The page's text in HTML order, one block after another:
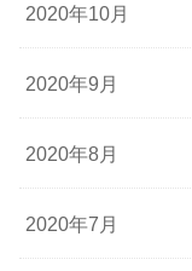
2020年10月
2020年9月
2020年8月
2020年7月